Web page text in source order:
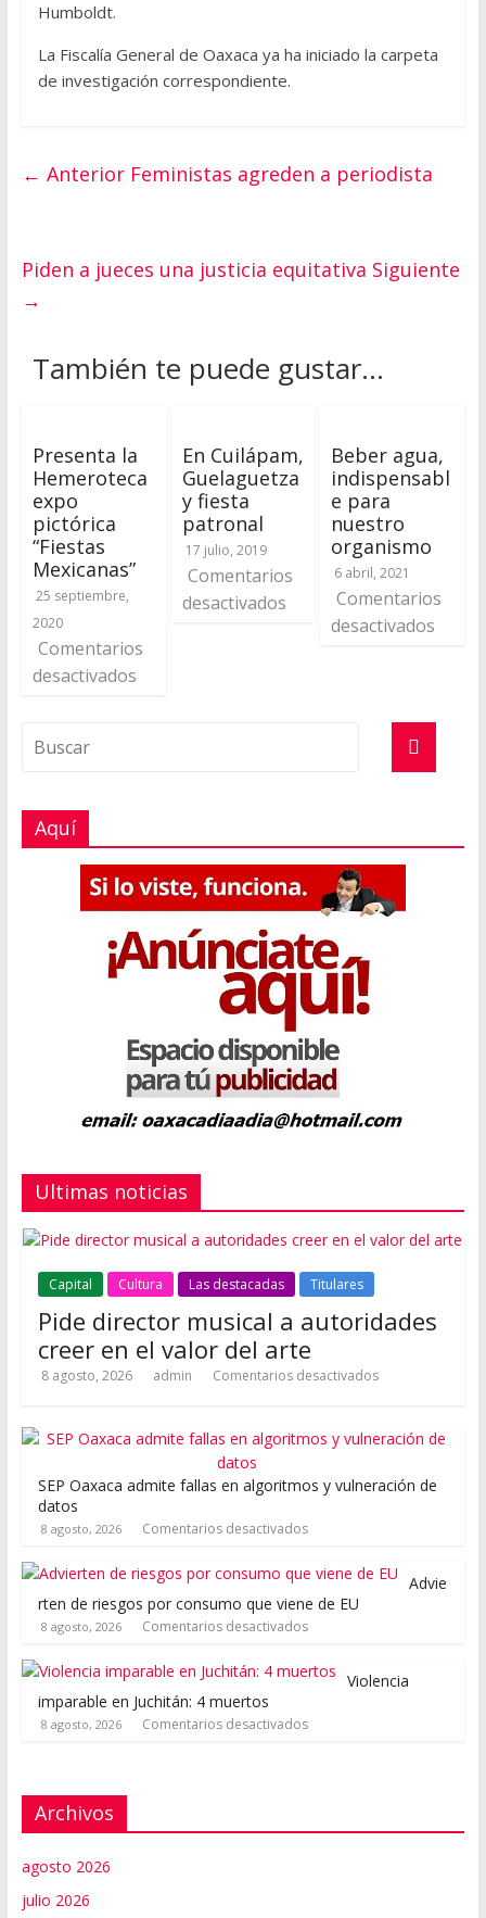
Humboldt.
La Fiscalía General de Oaxaca ya ha iniciado la carpeta
de investigación correspondiente.
← AnteriorFeministas agreden a periodista
Piden a jueces una justicia equitativa Siguiente
→
También te puede gustar...
Presenta la
Hemeroteca
expo
pictórica
“Fiestas
Mexicanas”
25 septiembre,
2020
Comentarios
desactivados
En Cuilápam,
Guelaguetza
y fiesta
patronal
17 julio, 2019
Comentarios
desactivados
Beber agua,
indispensabl
e para
nuestro
organismo
6 abril, 2021
Comentarios
desactivados
Aquí
Ultimas noticias
Capital Cultura Las destacadas Titulares
Pide director musical a autoridades
creer en el valor del arte
8 agosto, 2026 admin Comentarios desactivados
SEP Oaxaca admite fallas en algoritmos y vulneración de
datos
8 agosto, 2026 Comentarios desactivados
Advie
rten de riesgos por consumo que viene de EU
8 agosto, 2026 Comentarios desactivados
Violencia
imparable en Juchitán: 4 muertos
8 agosto, 2026 Comentarios desactivados
Archivos
agosto 2026
julio 2026